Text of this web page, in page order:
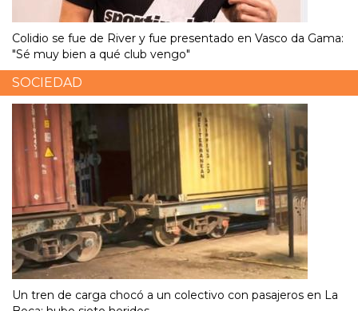
Colidio se fue de River y fue presentado en Vasco da Gama:
"Sé muy bien a qué club vengo"
SOCIEDAD
Un tren de carga chocó a un colectivo con pasajeros en La